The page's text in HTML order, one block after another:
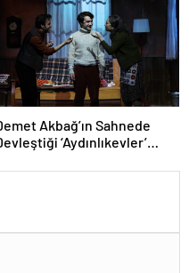
Akbağ’ın Sahnede
‘Aydınlıkevler’